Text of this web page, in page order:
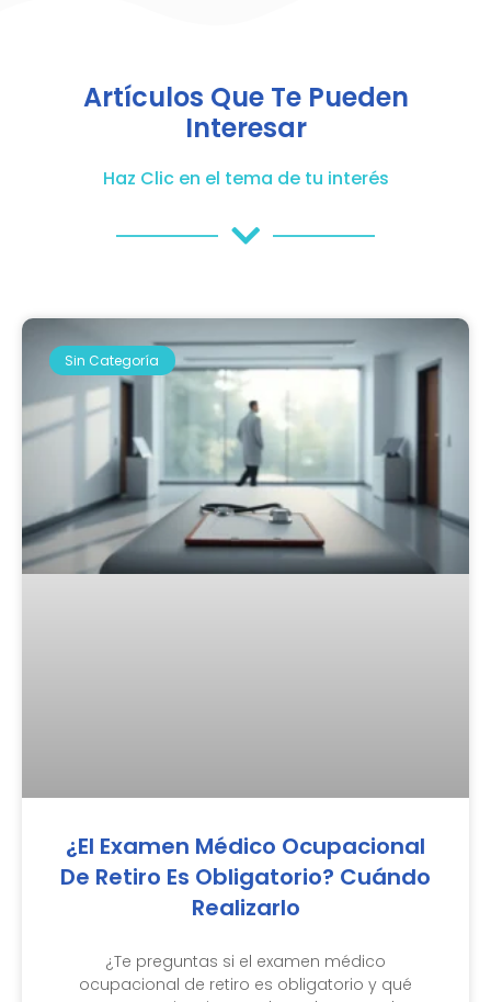
Artículos Que Te Pueden
Interesar
Haz Clic en el tema de tu interés
Sin Categoría
¿El Examen Médico Ocupacional
De Retiro Es Obligatorio? Cuándo
Realizarlo
¿Te preguntas si el examen médico
ocupacional de retiro es obligatorio y qué